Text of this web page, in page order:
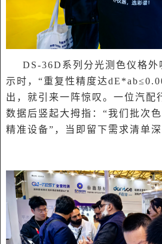
DS-36D系列分光测色仪格外
示时，“重复性精度达
出，就引来一阵惊叹。一位汽配
数据后竖起大拇指：“我们批次
精准设备”，当即留下需求清单深